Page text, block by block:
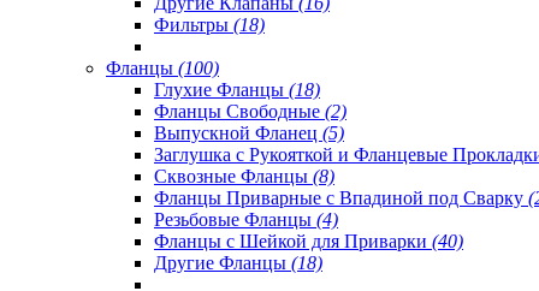
Фильтры (18)
Фланцы (100)
Глухие Фланцы (18)
Фланцы Свободные (2)
Выпускной Фланец (5)
Заглушка с Рукояткой и Фланцевые
Сквозные Фланцы (8)
Фланцы Приварные с Впадиной под Сварку
Резьбовые Фланцы (4)
Фланцы с Шейкой для Приварки (40)
Другие Фланцы (18)